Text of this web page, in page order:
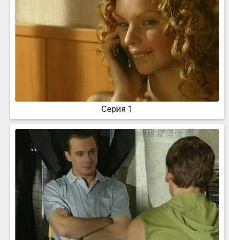
Серия 1